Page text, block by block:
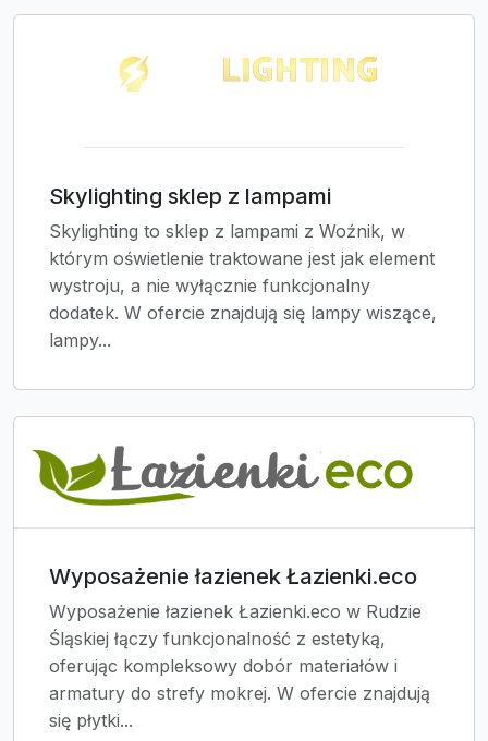
Skylighting sklep z lampami
Skylighting to sklep z lampami z Woźnik, w
którym oświetlenie traktowane jest jak element
wystroju, a nie wyłącznie funkcjonalny
dodatek. W ofercie znajdują się lampy wiszące,
lampy...
Wyposażenie łazienek Łazienki.eco
Wyposażenie łazienek Łazienki.eco w Rudzie
Śląskiej łączy funkcjonalność z estetyką,
oferując kompleksowy dobór materiałów i
armatury do strefy mokrej. W ofercie znajdują
się płytki...